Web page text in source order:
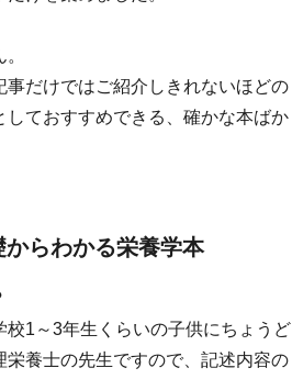
だけではご紹介しきれないほどの
ておすすめできる、確かな本ばか
らわかる栄養学本
1～3年生くらいの子供にちょうど
養士の先生ですので、記述内容の